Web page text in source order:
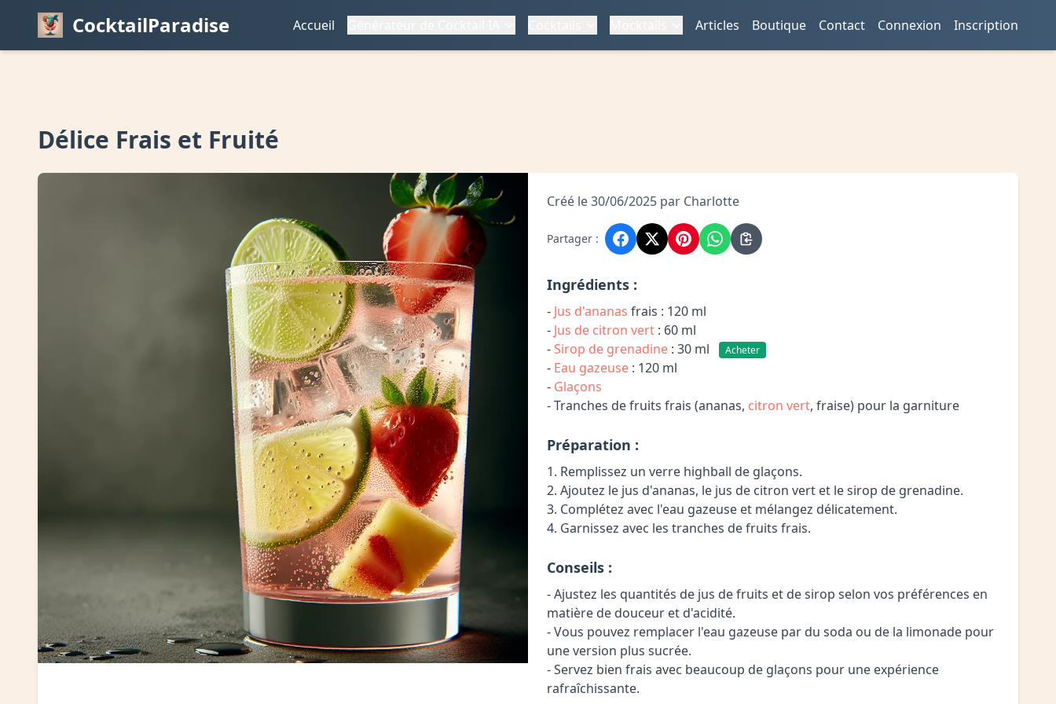
CocktailParadise Accueil Articles Boutique Contact Connexion Inscription
Délice Frais et Fruité
Créé le 30/06/2025 par Charlotte
Partager :
Ingrédients :
- Jus d'ananas frais : 120 ml
- Jus de citron vert : 60 ml
-Sirop de grenadine : 30 ml Acheter
- Eau gazeuse : 120 ml
- Glaçons
- Tranches de fruits frais (ananas, citron vert, fraise) pour la garniture
Préparation :
1. Remplissez un verre highball de glaçons.
2. Ajoutez le jus d'ananas, le jus de citron vert et le sirop de grenadine.
3. Complétez avec l'eau gazeuse et mélangez délicatement.
4. Garnissez avec les tranches de fruits frais.
Conseils :
- Ajustez les quantités de jus de fruits et de sirop selon vos préférences en
matière de douceur et d'acidité.
- Vous pouvez remplacer l'eau gazeuse par du soda ou de la limonade pour
une version plus sucrée.
- Servez bien frais avec beaucoup de glaçons pour une expérience
rafraîchissante.